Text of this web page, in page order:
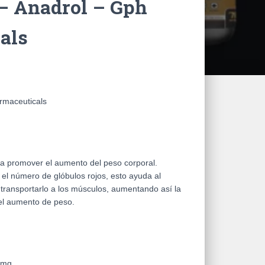
Anadrol – Gph
promover el aumento del peso corporal.
número de glóbulos rojos, esto ayuda al
a los músculos, aumentando así la
aumento de peso.